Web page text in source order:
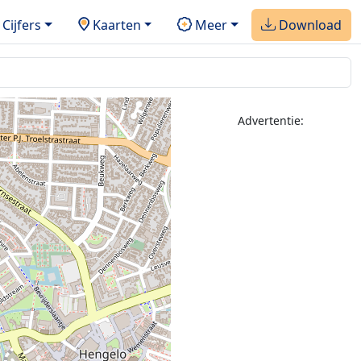
Cijfers Kaarten Meer Download
Advertentie: